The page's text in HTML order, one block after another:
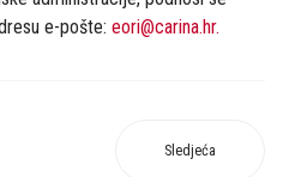
e-pošte: eori@carina.hr.
Sledjeća